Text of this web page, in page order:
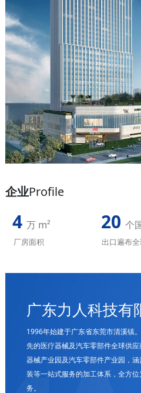
企业Profile
4 万 m²
厂房面积
20 个
出口遍布
广东力人科技有
1996年始建于广东省东莞市清溪镇
先的医疗器械及汽车零部件全球供
器械产业园及汽车零部件产业园，
装等一站式服务的加工体系，全方
务。